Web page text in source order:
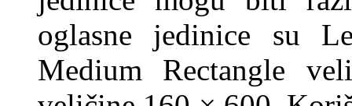
oglasne jedinice su
Medium Rectangle